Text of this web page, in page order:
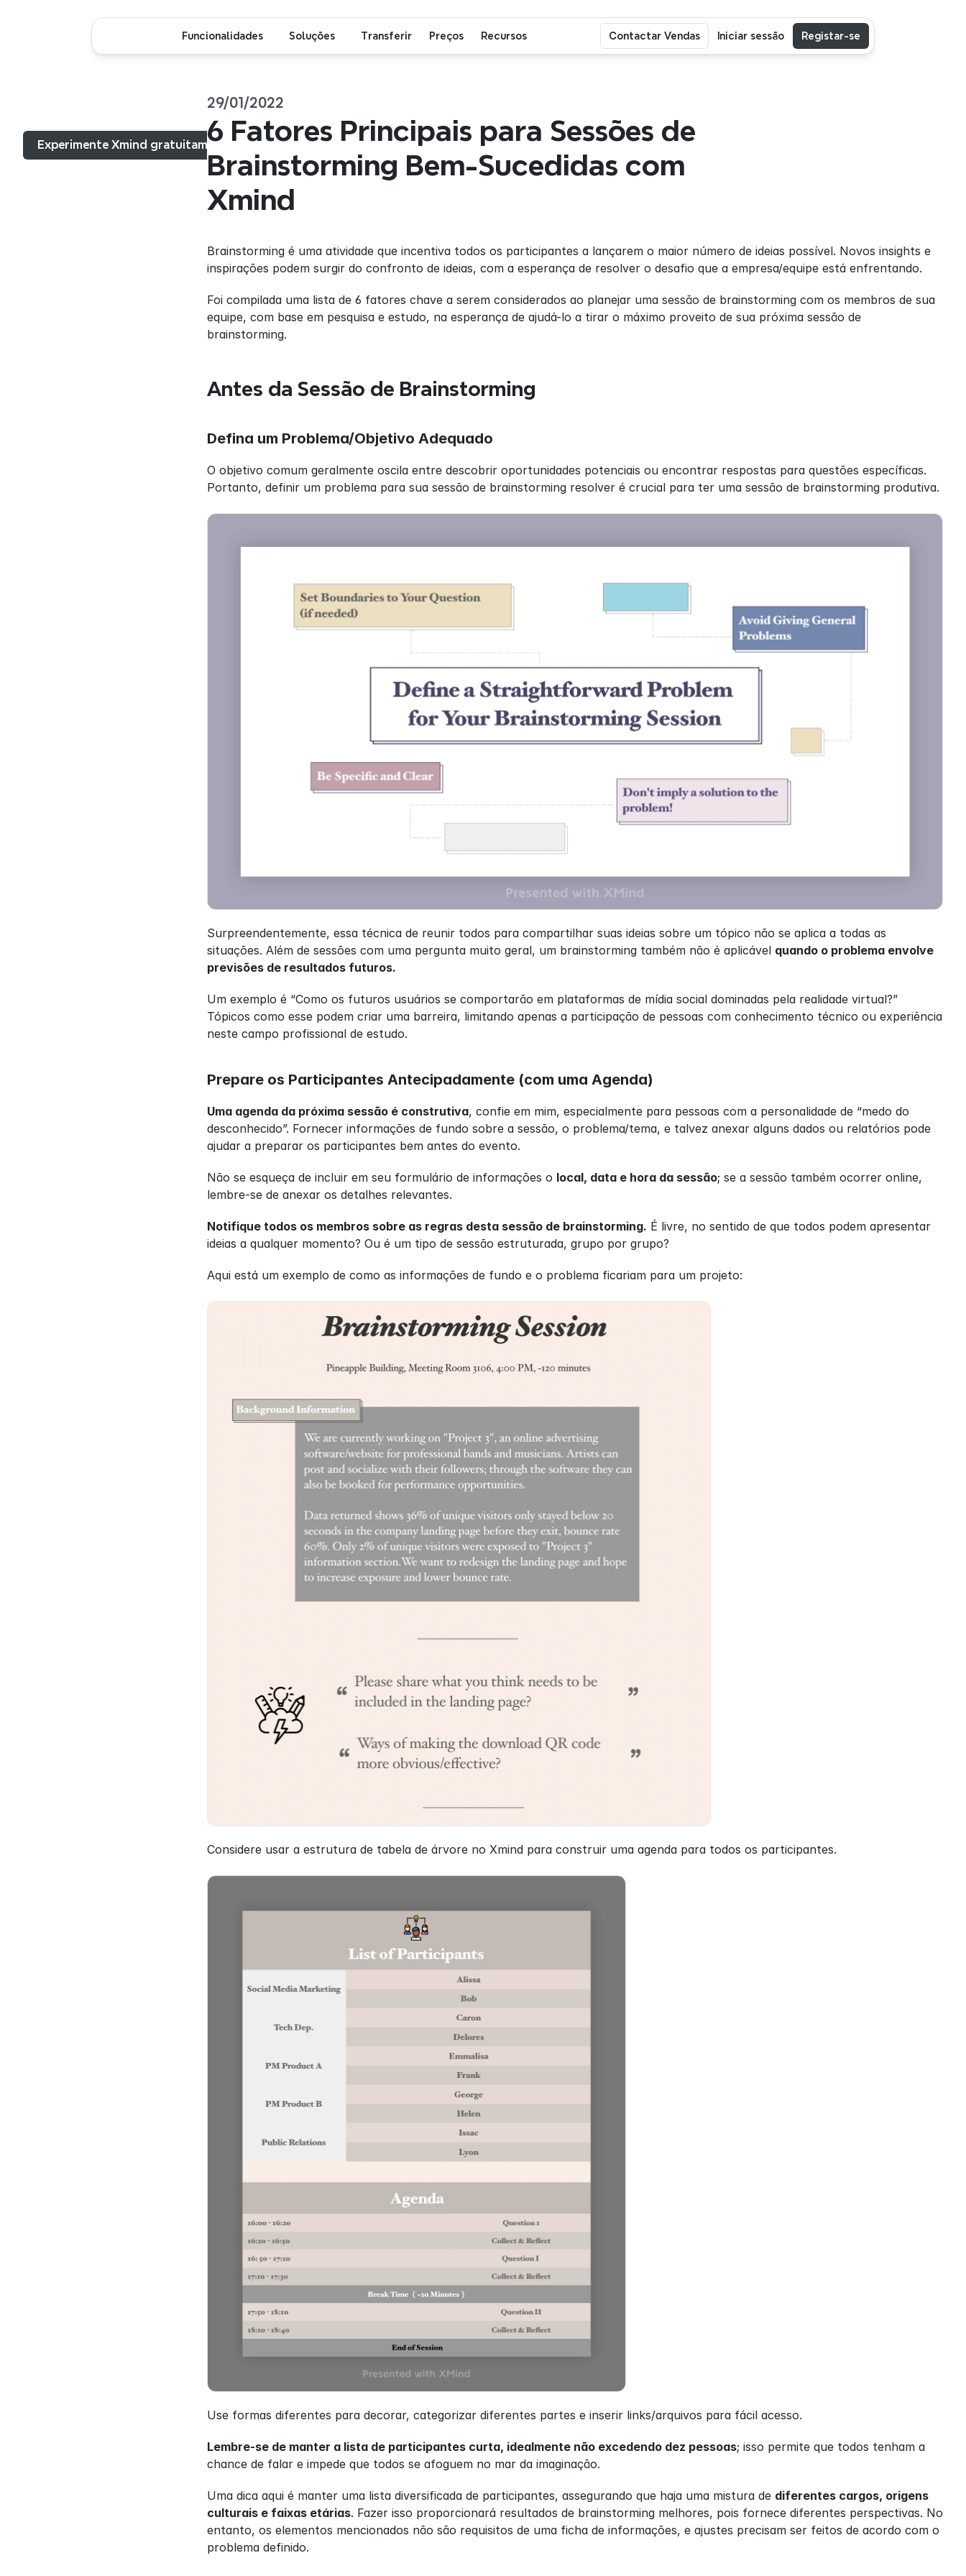
Experimente Xmind gratuitamente
29/01/2022
6 Fatores Principais para Sessões de
Brainstorming Bem-Sucedidas com
Xmind
Brainstorming é uma atividade que incentiva todos os participantes a lançarem o maior número de ideias possível. Novos insights e
inspirações podem surgir do confronto de ideias, com a esperança de resolver o desafio que a empresa/equipe está enfrentando.
Foi compilada uma lista de 6 fatores chave a serem considerados ao planejar uma sessão de brainstorming com os membros de sua
equipe, com base em pesquisa e estudo, na esperança de ajudá-lo a tirar o máximo proveito de sua próxima sessão de
brainstorming.
Antes da Sessão de Brainstorming
Defina um Problema/Objetivo Adequado
O objetivo comum geralmente oscila entre descobrir oportunidades potenciais ou encontrar respostas para questões específicas.
Portanto, definir um problema para sua sessão de brainstorming resolver é crucial para ter uma sessão de brainstorming produtiva.
Surpreendentemente, essa técnica de reunir todos para compartilhar suas ideias sobre um tópico não se aplica a todas as
situações. Além de sessões com uma pergunta muito geral, um brainstorming também não é aplicável quando o problema envolve
previsões de resultados futuros.
Um exemplo é “Como os futuros usuários se comportarão em plataformas de mídia social dominadas pela realidade virtual?”
Tópicos como esse podem criar uma barreira, limitando apenas a participação de pessoas com conhecimento técnico ou experiência
neste campo profissional de estudo.
Prepare os Participantes Antecipadamente (com uma Agenda)
Uma agenda da próxima sessão é construtiva, confie em mim, especialmente para pessoas com a personalidade de “medo do
desconhecido”. Fornecer informações de fundo sobre a sessão, o problema/tema, e talvez anexar alguns dados ou relatórios pode
ajudar a preparar os participantes bem antes do evento.
Não se esqueça de incluir em seu formulário de informações o local, data e hora da sessão; se a sessão também ocorrer online,
lembre-se de anexar os detalhes relevantes.
Notifique todos os membros sobre as regras desta sessão de brainstorming. É livre, no sentido de que todos podem apresentar
ideias a qualquer momento? Ou é um tipo de sessão estruturada, grupo por grupo?
Aqui está um exemplo de como as informações de fundo e o problema ficariam para um projeto:
Considere usar a estrutura de tabela de árvore no Xmind para construir uma agenda para todos os participantes.
Use formas diferentes para decorar, categorizar diferentes partes e inserir links/arquivos para fácil acesso.
Lembre-se de manter a lista de participantes curta, idealmente não excedendo dez pessoas; isso permite que todos tenham a
chance de falar e impede que todos se afoguem no mar da imaginação.
Uma dica aqui é manter uma lista diversificada de participantes, assegurando que haja uma mistura de diferentes cargos, origens
culturais e faixas etárias. Fazer isso proporcionará resultados de brainstorming melhores, pois fornece diferentes perspectivas. No
entanto, os elementos mencionados não são requisitos de uma ficha de informações, e ajustes precisam ser feitos de acordo com o
problema definido.
Funcionalidades Soluções Transferir Preços Recursos Contactar Vendas Iniciar sessão Registar-se